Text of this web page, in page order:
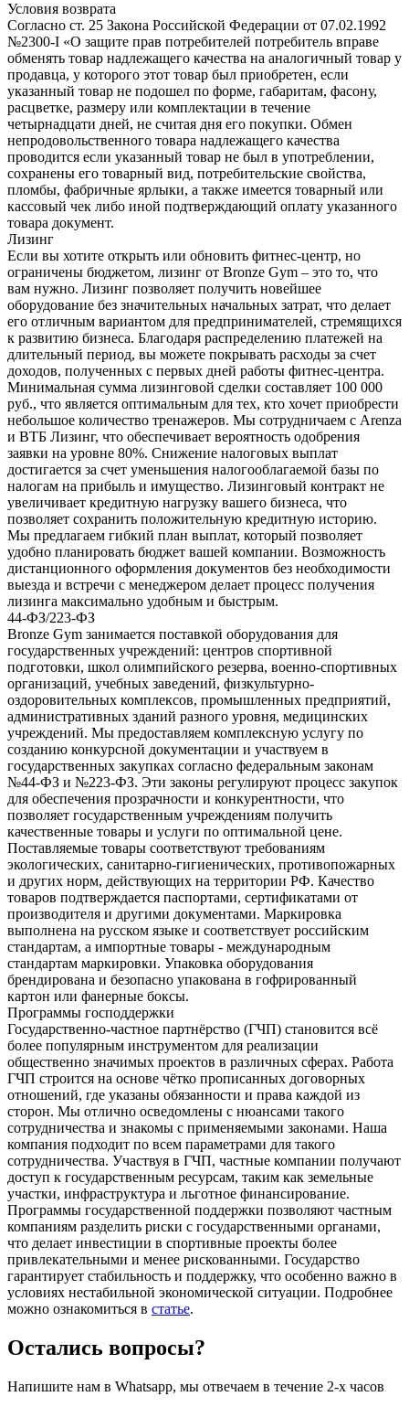
Условия возврата
Согласно ст. 25 Закона Российской Федерации от 07.02.1992
№2300-I «О защите прав потребителей потребитель вправе
обменять товар надлежащего качества на аналогичный товар у
продавца, у которого этот товар был приобретен, если
указанный товар не подошел по форме, габаритам, фасону,
расцветке, размеру или комплектации в течение
четырнадцати дней, не считая дня его покупки. Обмен
непродовольственного товара надлежащего качества
проводится если указанный товар не был в употреблении,
сохранены его товарный вид, потребительские свойства,
пломбы, фабричные ярлыки, а также имеется товарный или
кассовый чек либо иной подтверждающий оплату указанного
товара документ.
Лизинг
Если вы хотите открыть или обновить фитнес-центр, но
ограничены бюджетом, лизинг от Bronze Gym – это то, что
вам нужно. Лизинг позволяет получить новейшее
оборудование без значительных начальных затрат, что делает
его отличным вариантом для предпринимателей, стремящихся
к развитию бизнеса. Благодаря распределению платежей на
длительный период, вы можете покрывать расходы за счет
доходов, полученных с первых дней работы фитнес-центра.
Минимальная сумма лизинговой сделки составляет 100 000
руб., что является оптимальным для тех, кто хочет приобрести
небольшое количество тренажеров. Мы сотрудничаем с Arenza
и ВТБ Лизинг, что обеспечивает вероятность одобрения
заявки на уровне 80%. Снижение налоговых выплат
достигается за счет уменьшения налогооблагаемой базы по
налогам на прибыль и имущество. Лизинговый контракт не
увеличивает кредитную нагрузку вашего бизнеса, что
позволяет сохранить положительную кредитную историю.
Мы предлагаем гибкий план выплат, который позволяет
удобно планировать бюджет вашей компании. Возможность
дистанционного оформления документов без необходимости
выезда и встречи с менеджером делает процесс получения
лизинга максимально удобным и быстрым.
44-ФЗ/223-ФЗ
Bronze Gym занимается поставкой оборудования для
государственных учреждений: центров спортивной
подготовки, школ олимпийского резерва, военно-спортивных
организаций, учебных заведений, физкультурно-
оздоровительных комплексов, промышленных предприятий,
административных зданий разного уровня, медицинских
учреждений. Мы предоставляем комплексную услугу по
созданию конкурсной документации и участвуем в
государственных закупках согласно федеральным законам
№44-ФЗ и №223-ФЗ. Эти законы регулируют процесс закупок
для обеспечения прозрачности и конкурентности, что
позволяет государственным учреждениям получить
качественные товары и услуги по оптимальной цене.
Поставляемые товары соответствуют требованиям
экологических, санитарно-гигиенических, противопожарных
и других норм, действующих на территории РФ. Качество
товаров подтверждается паспортами, сертификатами от
производителя и другими документами. Маркировка
выполнена на русском языке и соответствует российским
стандартам, а импортные товары - международным
стандартам маркировки. Упаковка оборудования
брендирована и безопасно упакована в гофрированный
картон или фанерные боксы.
Программы господдержки
Государственно-частное партнёрство (ГЧП) становится всё
более популярным инструментом для реализации
общественно значимых проектов в различных сферах. Работа
ГЧП строится на основе чётко прописанных договорных
отношений, где указаны обязанности и права каждой из
сторон. Мы отлично осведомлены с нюансами такого
сотрудничества и знакомы с применяемыми законами. Наша
компания подходит по всем параметрами для такого
сотрудничества. Участвуя в ГЧП, частные компании получают
доступ к государственным ресурсам, таким как земельные
участки, инфраструктура и льготное финансирование.
Программы государственной поддержки позволяют частным
компаниям разделить риски с государственными органами,
что делает инвестиции в спортивные проекты более
привлекательными и менее рискованными. Государство
гарантирует стабильность и поддержку, что особенно важно в
условиях нестабильной экономической ситуации. Подробнее
можно ознакомиться в статье.
Остались вопросы?
Напишите нам в Whatsapp, мы отвечаем в течение 2-х часов